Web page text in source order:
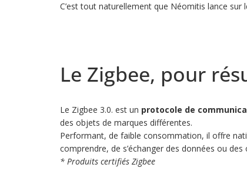
C’est tout naturellement que Néomitis lance sur
Le Zigbee, pour
Le Zigbee 3.0. est un protocole de
des objets de marques différentes.
Performant, de faible consommation, il offre
comprendre, de s’échanger des données ou des
* Produits certifiés Zigbee